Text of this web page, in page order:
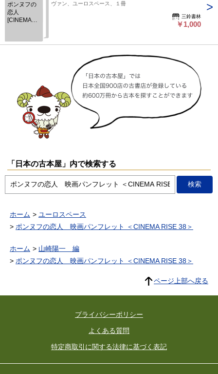
ポンヌフの
恋人
[CINEMA
ンフレット)
ヴァン、ユーロスペース、１冊
三鈴書林
￥1,000
「日本の古本屋」内で検索する
ホーム
ユーロスペース
ポンヌフの恋人 映画パンフレット ＜CINEMA RISE 38＞
ホーム
山崎陽一 編
ポンヌフの恋人 映画パンフレット ＜CINEMA RISE 38＞
ページ上部へ戻る
プライバシーポリシー
よくある質問
特定商取引に関する法律に基づく表記